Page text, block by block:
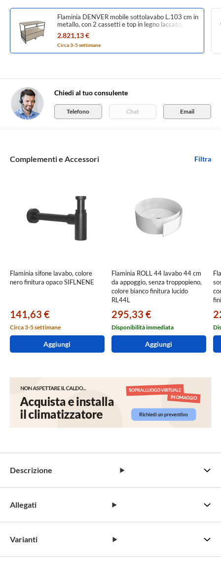
Flaminia DENVER mobile sottolavabo L.103 cm in
metallo, con 2 cassetti e top in legno laccato,
colore juta finitura opaco DV103MLJK
2.821,13 €
Circa 3-5 settimane
Complementi e Accessori Filtra
Flaminia sifone lavabo, colore
nero finitura opaco SIFLNENE
141,63 €
Circa 3-5 settimane
Aggiungi
Flaminia ROLL 44 lavabo 44 cm
da appoggio, senza troppopieno,
colore bianco finitura lucido
RL44L
295,33 €
Disponibilità immediata
Aggiungi
Chiedi al tuo consulente
Telefono Chat Email
Descrizione
Allegati
Varianti